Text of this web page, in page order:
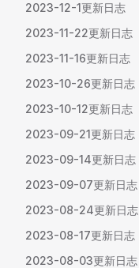
2023-12-1更新日志
2023-11-22更新日志
2023-11-16更新日志
2023-10-26更新日志
2023-10-12更新日志
2023-09-21更新日志
2023-09-14更新日志
2023-09-07更新日志
2023-08-24更新日志
2023-08-17更新日志
2023-08-03更新日志